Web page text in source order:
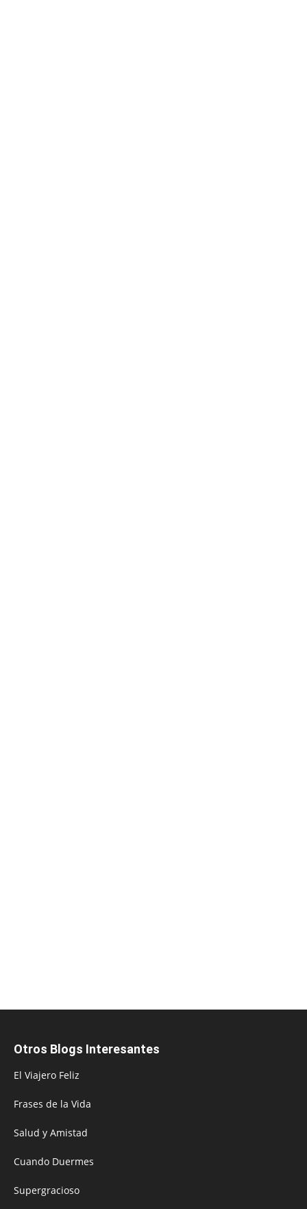
Otros Blogs Interesantes
El Viajero Feliz
Frases de la Vida
Salud y Amistad
Cuando Duermes
Supergracioso